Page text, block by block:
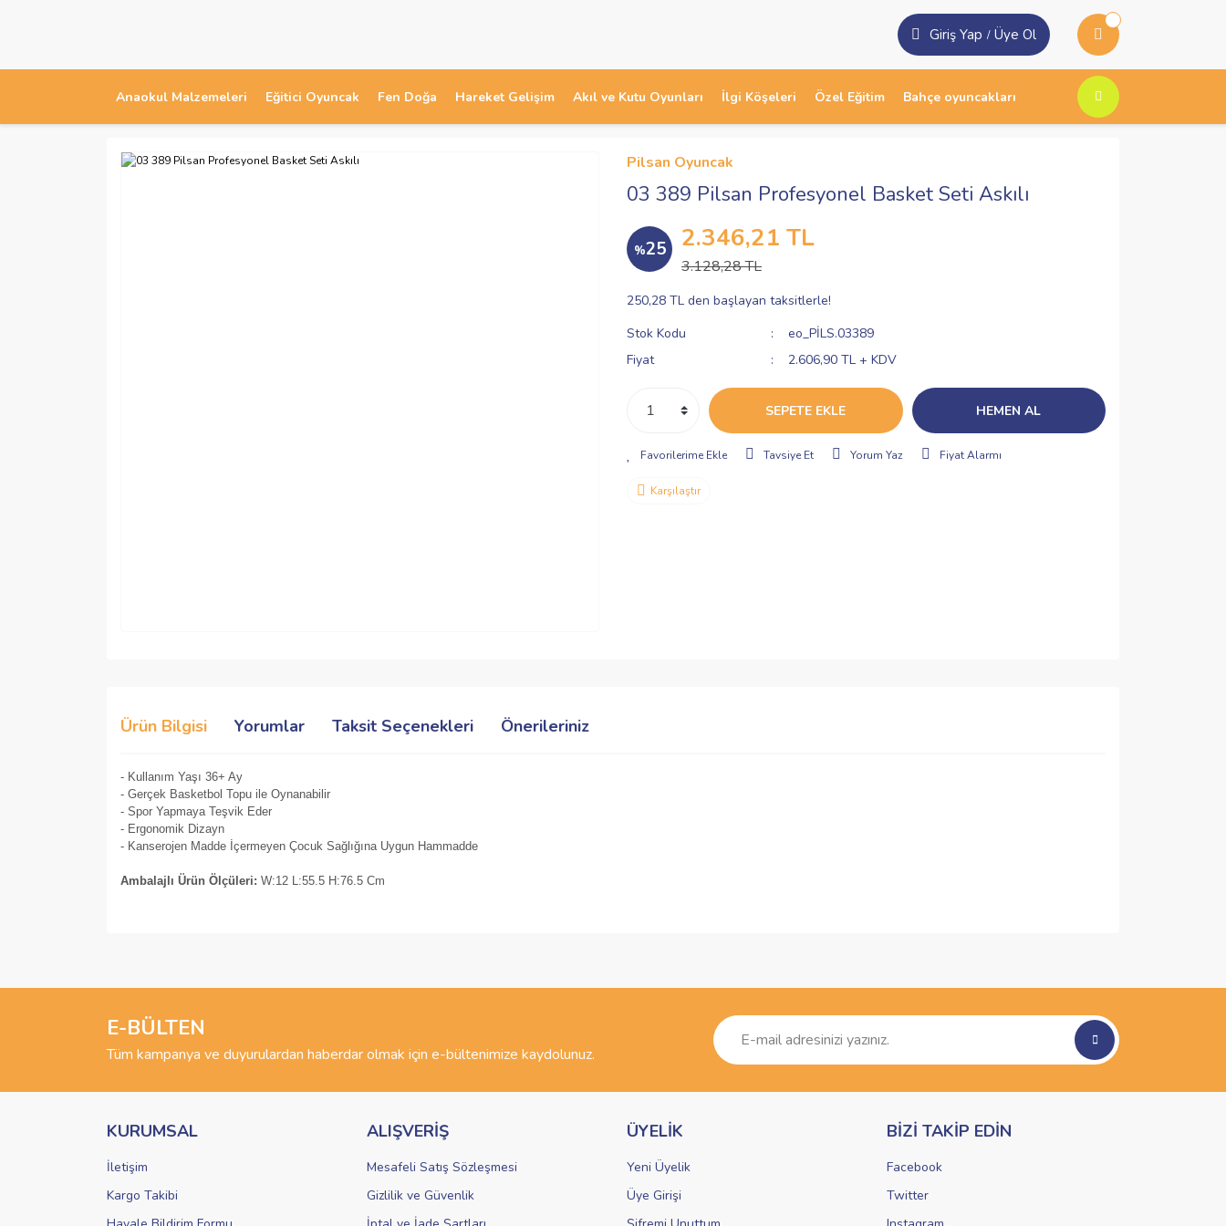
Giriş Yap / Üye Ol
Anaokul Malzemeleri Eğitici Oyuncak Fen Doğa Hareket Gelişim Akıl ve Kutu Oyunları İlgi Köşeleri Özel Eğitim Bahçe oyuncakları
Pilsan Oyuncak
03 389 Pilsan Profesyonel Basket Seti Askılı
%25 2.346,21 TL
3.128,28 TL
250,28 TL den başlayan taksitlerle!
Stok Kodu
eo_PİLS.03389
Fiyat
2.606,90 TL + KDV
SEPETE EKLE HEMEN AL
Tavsiye Et Yorum Yaz Fiyat Alarmı
Karşılaştır
Ürün Bilgisi Yorumlar Taksit Seçenekleri Önerileriniz
- Kullanım Yaşı 36+ Ay
- Gerçek Basketbol Topu ile Oynanabilir
- Spor Yapmaya Teşvik Eder
- Ergonomik Dizayn
- Kanserojen Madde İçermeyen Çocuk Sağlığına Uygun Hammadde
Ambalajlı Ürün Ölçüleri: W:12 L:55.5 H:76.5 Cm
Ürün resmi kalitesiz, bozuk veya görüntülenemiyor.
Bu ürüne benzer farklı alternatifler olmalı.
E-BÜLTEN
Tüm kampanya ve duyurulardan haberdar olmak için e-bültenimize kaydolunuz.
KURUMSAL
İletişim
Kargo Takibi
ALIŞVERİŞ
Mesafeli Satış Sözleşmesi
Gizlilik ve Güvenlik
ÜYELİK
Yeni Üyelik
Üye Girişi
BİZİ TAKİP EDİN
Facebook
Twitter